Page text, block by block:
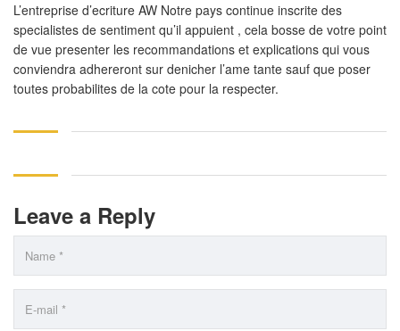
L’entreprise d’ecriture AW Notre pays continue inscrite des
specialistes de sentiment qu’il appuient , cela bosse de votre point
de vue presenter les recommandations et explications qui vous
conviendra adhereront sur denicher l’ame tante sauf que poser
toutes probabilites de la cote pour la respecter.
Leave a Reply